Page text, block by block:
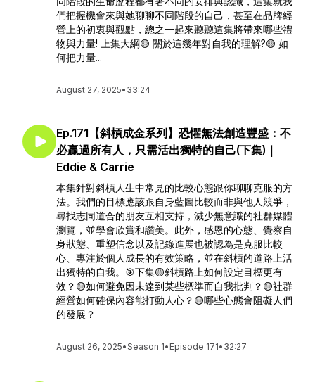
們把握機會來與她聊聊不同階段的自己，甚至在品牌經
營上的初衷與觀點，總之一起來聽聽這集將帶來哪些禮
物與力量! 上集大綱🟡 關於這幾年對自我的理解?🟡 如
何把力量...
August 27, 2025• 33:24
Ep.171【斜槓成金系列】恐懼無法創造豐盛：不
必贏過所有人，只需活出獨特的自己(下集)｜
Eddie & Carrie
本集針對斜槓人生中常見的比較心態跟你聊聊克服的方
法。我們的目標應該跟自身藍圖比較而非與他人競爭，
尋找志同道合的朋友互相支持，減少無意識的社群媒體
瀏覽，並學會欣賞和讚美。此外，感恩的心態、覺察自
身狀態、重塑信念以及記錄進展也被認為是克服比較
心、專注於個人成長的有效策略，並在斜槓的道路上活
出獨特的自我。🎯下集🟡斜槓路上如何設定目標更有
效？🟡如何避免因未達到某些標準而自我批判？🟡社群
經營如何確保內容能打動人心？🟡哪些心態會阻礙人們
的發展？
August 26, 2025•Season 1• Episode 171• 32:27